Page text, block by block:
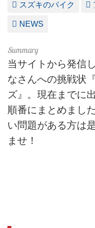
スズキのバイク
NEWS
当サイトから発信
なさんへの挑戦状
ズ』。現在までに
順番にまとめまし
い問題がある方は
ませ！